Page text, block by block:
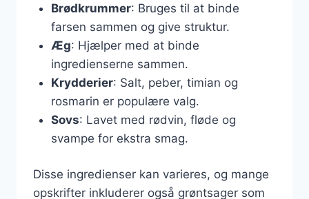
Brødkrummer: Bruges til at binde
farsen sammen og give struktur.
Æg: Hjælper med at binde
ingredienserne sammen.
Krydderier: Salt, peber, timian og
rosmarin er populære valg.
Sovs: Lavet med rødvin, fløde og
svampe for ekstra smag.
Disse ingredienser kan varieres, og mange
opskrifter inkluderer også grøntsager som